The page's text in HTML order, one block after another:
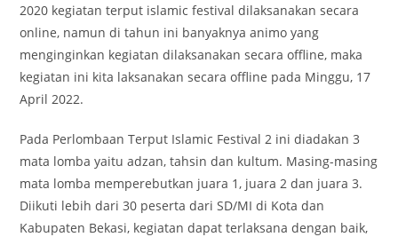
2020 kegiatan terput islamic festival dilaksanakan secara
online, namun di tahun ini banyaknya animo yang
menginginkan kegiatan dilaksanakan secara offline, maka
kegiatan ini kita laksanakan secara offline pada Minggu, 17
April 2022.
Pada Perlombaan Terput Islamic Festival 2 ini diadakan 3
mata lomba yaitu adzan, tahsin dan kultum. Masing-masing
mata lomba memperebutkan juara 1, juara 2 dan juara 3.
Diikuti lebih dari 30 peserta dari SD/MI di Kota dan
Kabupaten Bekasi, kegiatan dapat terlaksana dengan baik,